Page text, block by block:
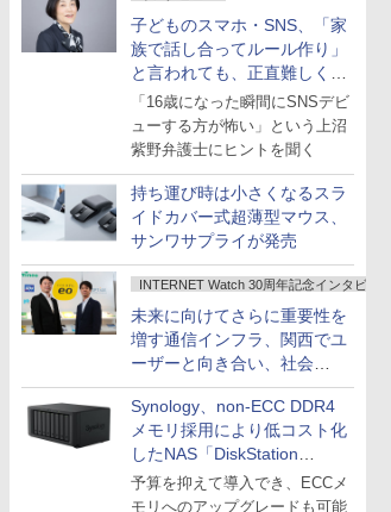
子どものスマホ・SNS、「家
族で話し合ってルール作り」
と言われても、正直難しくな
いですか？
「16歳になった瞬間にSNSデビ
ューする方が怖い」という上沼
紫野弁護士にヒントを聞く
持ち運び時は小さくなるスラ
イドカバー式超薄型マウス、
サンワサプライが発売
INTERNET Watch 30周年記念インタビュー
未来に向けてさらに重要性を
増す通信インフラ、関西でユ
ーザーと向き合い、社会
の“あたらしい”を起動し続け
る～オプテージ
Synology、non-ECC DDR4
メモリ採用により低コスト化
したNAS「DiskStation
neo+」シリーズ
予算を抑えて導入でき、ECCメ
モリへのアップグレードも可能